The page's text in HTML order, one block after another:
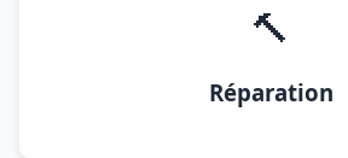
🔨
Réparation